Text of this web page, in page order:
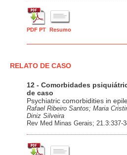
PDF PT Resumo
RELATO DE CASO
12 - Comorbidades
de caso
Psychiatric comorbidities in
Rafael Ribeiro Santos; Maria
Diniz Silveira
Rev Med Minas Gerais; 21.3:337-